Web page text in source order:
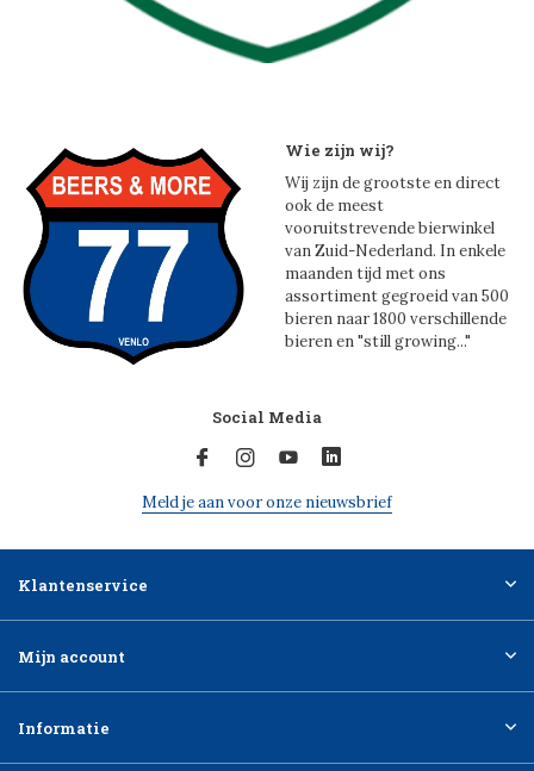
Wie zijn wij?
Wij zijn de grootste en direct
ook de meest
vooruitstrevende bierwinkel
van Zuid-Nederland. In enkele
maanden tijd met ons
assortiment gegroeid van 500
bieren naar 1800 verschillende
bieren en "still growing..."
Social Media
Meld je aan voor onze nieuwsbrief
Klantenservice
Mijn account
Informatie